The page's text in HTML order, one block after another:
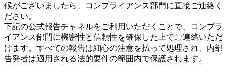
候がございましたら、コンプライアンス部門に直接ご連絡く
ださい。
下記の公式報告チャネルをご利用いただくことで、コンプラ
イアンス部門に機密性と信頼性を確保した上でご連絡いただ
けます。すべての報告は細心の注意を払って処理され、内部
告発者は適用される法的要件の範囲内で保護されます。